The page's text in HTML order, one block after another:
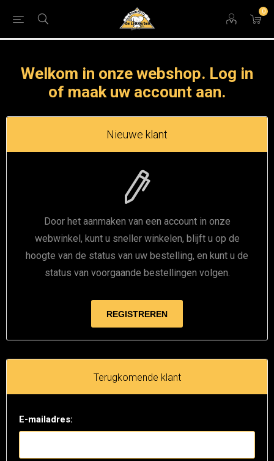
0
Welkom in onze webshop. Log in
of maak uw account aan.
Nieuwe klant
Door het aanmaken van een account in onze
webwinkel, kunt u sneller winkelen, blijft u op de
hoogte van de status van uw bestelling, en kunt u de
status van voorgaande bestellingen volgen.
Terugkomende klant
E-mailadres: